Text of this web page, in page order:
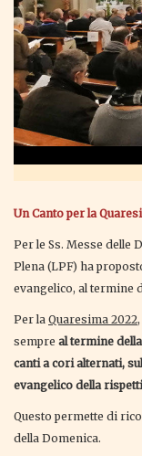
Un Canto per la
Per le Ss. Messe delle
Plena (LPF) ha
evangelico, al termine
Per la Quaresima 2022,
sempre al termine
canti a cori alternati,
evangelico della
Questo permette di
della Domenica.